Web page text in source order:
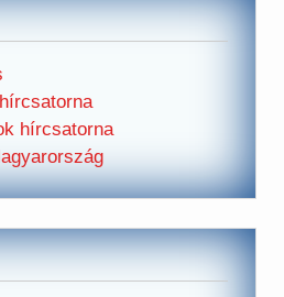
hírcsatorna